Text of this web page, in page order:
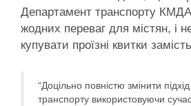
Департамент транспорту КМДА
жодних переваг для містян, і
купувати проїзні квитки
“Доцільно повністю змінити
транспорту використовуючи